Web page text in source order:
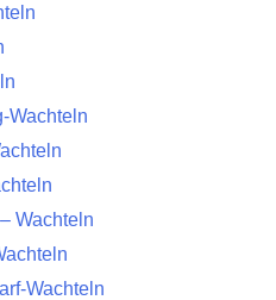
Wachteln
Wachteln
Wachteln